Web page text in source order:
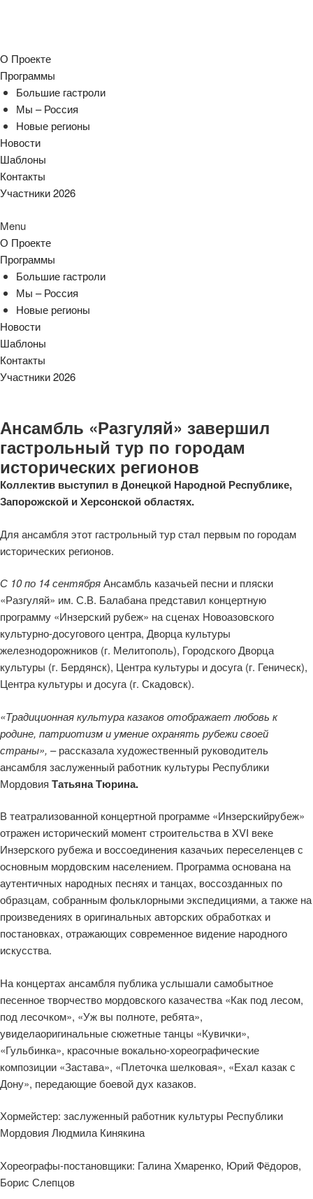
О Проекте
Программы
Большие гастроли
Мы – Россия
Новые регионы
Новости
Шаблоны
Контакты
Участники 2026
Menu
О Проекте
Программы
Большие гастроли
Мы – Россия
Новые регионы
Новости
Шаблоны
Контакты
Участники 2026
Ансамбль «Разгуляй» завершил
гастрольный тур по городам
исторических регионов
Коллектив выступил вДонецкой Народной Республике,
Запорожской и Херсонской областях.
Для ансамбля этот гастрольный тур стал первым по городам
исторических регионов.
С 10 по 14 сентябряАнсамбль казачьей песни и пляски
«Разгуляй» им. С.В. Балабана представил концертную
программу «Инзерский рубеж» насценах Новоазовского
культурно-досугового центра, Дворца культуры
железнодорожников (г. Мелитополь), Городского Дворца
культуры (г. Бердянск), Центра культуры и досуга (г. Геническ),
Центра культуры и досуга (г. Скадовск).
«Традиционная культура казаков отображает любовь к
родине, патриотизм и умение охранять рубежи своей
страны», – рассказалахудожественный руководитель
ансамбля заслуженный работник культуры Республики
Мордовия Татьяна Тюрина.
В театрализованной концертной программе «Инзерскийрубеж»
отражен исторический момент строительства в XVI веке
Инзерского рубежа и воссоединения казачьих переселенцев с
основным мордовским населением. Программа основана на
аутентичных народных песнях и танцах, воссозданных по
образцам, собранным фольклорными экспедициями, а также на
произведениях в оригинальных авторских обработках и
постановках, отражающих современное видение народного
искусства.
На концертах ансамбля публика услышали самобытное
песенное творчество мордовского казачества «Как под лесом,
под лесочком», «Уж вы полноте, ребята»,
увиделаоригинальные сюжетные танцы «Кувички»,
«Гульбинка», красочные вокально-хореографические
композиции «Застава», «Плеточка шелковая», «Ехал казак с
Дону», передающие боевой дух казаков.
Хормейстер: заслуженный работник культуры Республики
Мордовия Людмила Кинякина
Хореографы-постановщики: Галина Хмаренко, Юрий Фёдоров,
Борис Слепцов